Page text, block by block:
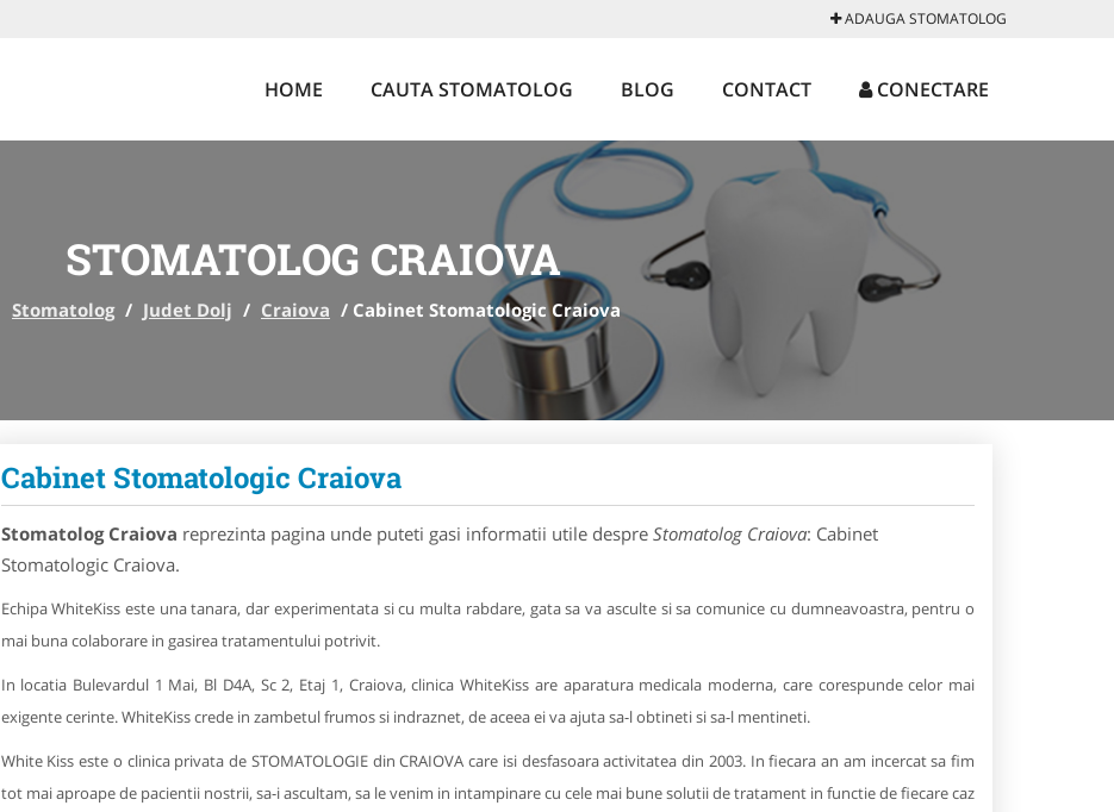
ADAUGA STOMATOLOG
HOME CAUTA STOMATOLOG BLOG CONTACT CONECTARE
STOMATOLOG CRAIOVA
Stomatolog / Judet Dolj / Craiova / Cabinet Stomatologic Craiova
Cabinet Stomatologic Craiova
Stomatolog Craiova reprezinta pagina unde puteti gasi informatii utile despre Stomatolog Craiova: Cabinet
Stomatologic Craiova.
Echipa WhiteKiss este una tanara, dar experimentata si cu multa rabdare, gata sa va asculte si sa comunice cu dumneavoastra, pentru o
mai buna colaborare in gasirea tratamentului potrivit.
In locatia Bulevardul 1 Mai, Bl D4A, Sc 2, Etaj 1, Craiova, clinica WhiteKiss are aparatura medicala moderna, care corespunde celor mai
exigente cerinte. WhiteKiss crede in zambetul frumos si indraznet, de aceea ei va ajuta sa-l obtineti si sa-l mentineti.
White Kiss este o clinica privata de STOMATOLOGIE din CRAIOVA care isi desfasoara activitatea din 2003. In fiecara an am incercat sa fim
tot mai aproape de pacientii nostrii, sa-i ascultam, sa le venim in intampinare cu cele mai bune solutii de tratament in functie de fiecare caz